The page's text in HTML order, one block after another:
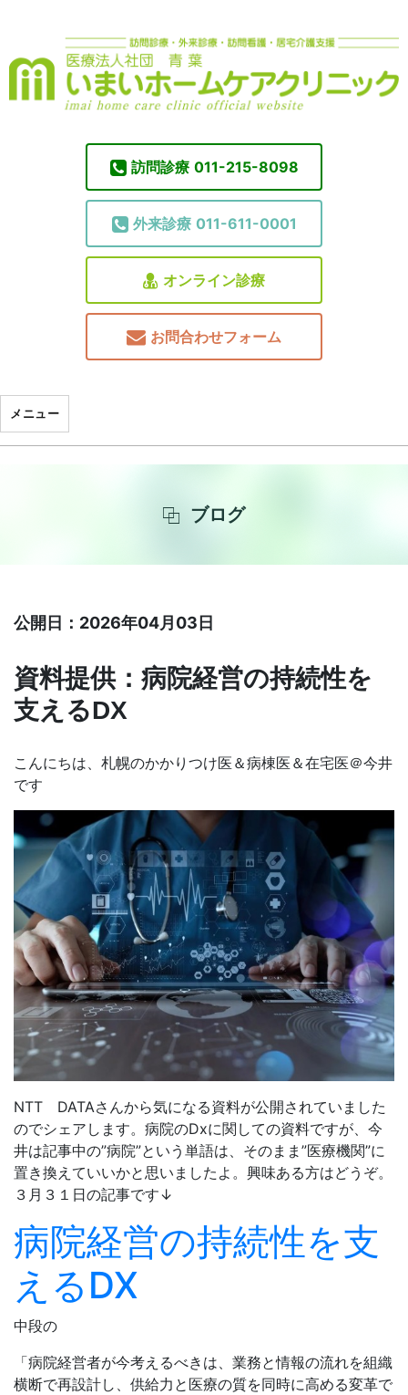
訪問診療 011-215-8098
外来診療 011-611-0001
オンライン診療
お問合わせフォーム
メニュー
ブログ
公開日：2026年04月03日
資料提供：病院経営の持続性を
支えるDX
こんにちは、札幌のかかりつけ医＆病棟医＆在宅医＠今井
です
NTT DATAさんから気になる資料が公開されていました
のでシェアします。病院のDxに関しての資料ですが、今
井は記事中の”病院”という単語は、そのまま”医療機関”に
置き換えていいかと思いましたよ。興味ある方はどうぞ。
３月３１日の記事です↓
病院経営の持続性を支
えるDX
中段の
「病院経営者が今考えるべきは、業務と情報の流れを組織
横断で再設計し、供給力と医療の質を同時に高める変革で